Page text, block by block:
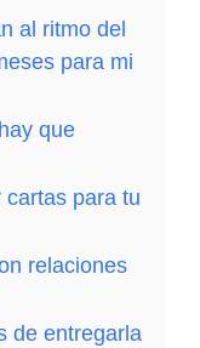
al ritmo del
para mi
que
para tu
relaciones
de entregarla